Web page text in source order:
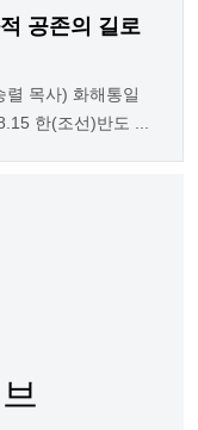
공존의 길로
렬 목사) 화해통일
한(조선)반도 ...